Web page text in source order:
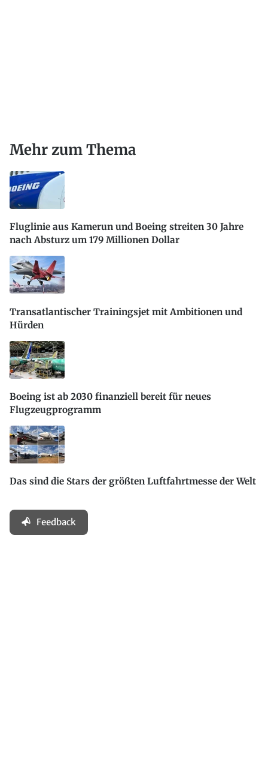
Mehr zum Thema
Fluglinie aus Kamerun und Boeing streiten 30 Jahre
nach Absturz um 179 Millionen Dollar
Transatlantischer Trainingsjet mit Ambitionen und
Hürden
Boeing ist ab 2030 finanziell bereit für neues
Flugzeugprogramm
Das sind die Stars der größten Luftfahrtmesse der Welt
Feedback